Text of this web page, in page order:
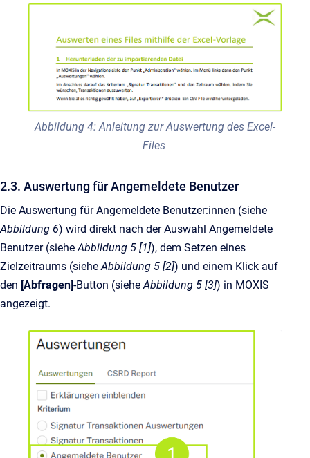
Abbildung 4: Anleitung zur Auswertung des Excel-
Files
2.3. Auswertung für Angemeldete Benutzer
Die Auswertung für Angemeldete Benutzer:innen (siehe
Abbildung 6) wird direkt nach der Auswahl Angemeldete
Benutzer (sieheAbbildung 5 [1]), dem Setzen eines
Zielzeitraums (sieheAbbildung 5 [2]) und einem Klick auf
den [Abfragen]-Button (sieheAbbildung 5 [3]) in MOXIS
angezeigt.